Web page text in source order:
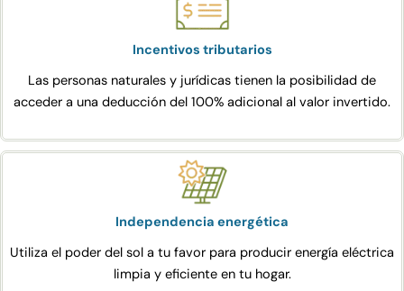
Incentivos tributarios
Las personas naturales y jurídicas tienen la posibilidad de
acceder a una deducción del 100% adicional al valor invertido.
Independencia energética
Utiliza el poder del sol a tu favor para producir energía eléctrica
limpia y eficiente en tu hogar.